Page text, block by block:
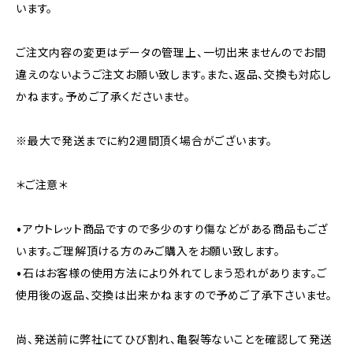
います。
ご注文内容の変更はデータの管理上、一切出来ませんのでお間
違えのないようご注文お願い致します。また、返品、交換も対応し
かねます。予めご了承くださいませ。
※最大で発送までに約2週間頂く場合がございます。
＊ご注意＊
•アウトレット商品ですので多少のすり傷などがある商品もござ
います。ご理解頂ける方のみご購入をお願い致します。
•石はお客様の使用方法により外れてしまう恐れがあります。ご
使用後の返品、交換は出来かねますので予めご了承下さいませ。
尚、発送前に弊社にてひび割れ、亀裂等ないことを確認して発送